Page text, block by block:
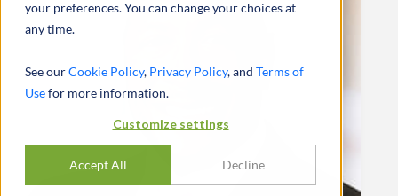
your preferences. You can change your choices at
any time.
See ourCookie Policy, Privacy Policy, and Terms of
Usefor more information.
Customize settings
Accept All Decline